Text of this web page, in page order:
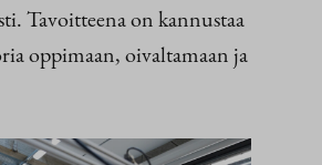
Tavoitteena on kannustaa
oppimaan, oivaltamaan ja